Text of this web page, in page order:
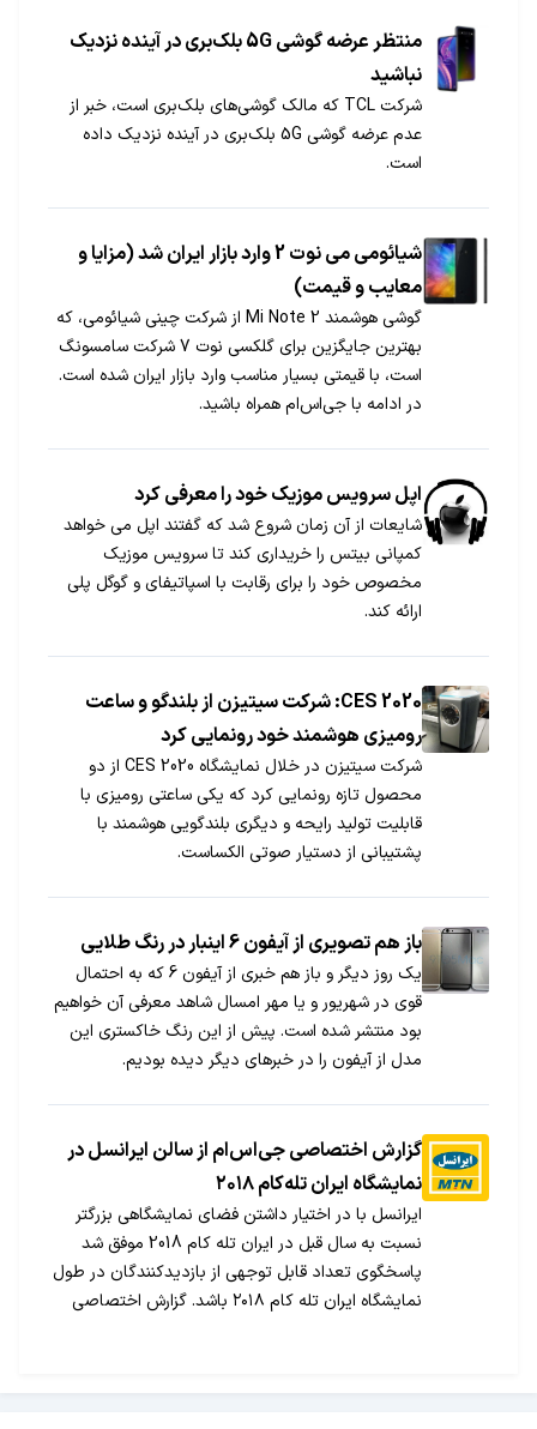
منتظر عرضه گوشی 5G بلک‌بری در آینده نزدیک
نباشید
شرکت TCL که مالک گوشی‌های بلک‌بری است، خبر از
عدم عرضه گوشی 5G بلک‌بری در آینده نزدیک داده
است.
شیائومی می نوت 2 وارد بازار ایران شد (مزایا و
معایب و قیمت)
گوشی هوشمند Mi Note 2 از شرکت چینی شیائومی، که
بهترین جایگزین برای گلکسی نوت 7 شرکت سامسونگ
است، با قیمتی بسیار مناسب وارد بازار ایران شده است.
در ادامه با جی‌اس‌ام همراه باشید.
اپل سرویس موزیک خود را معرفی کرد
شایعات از آن زمان شروع شد که گفتند اپل می خواهد
کمپانی بیتس را خریداری کند تا سرویس موزیک
مخصوص خود را برای رقابت با اسپاتیفای و گوگل پلی
ارائه کند.
CES 2020: شرکت سیتیزن از بلندگو و ساعت
رومیزی هوشمند خود رونمایی کرد
شرکت سیتیزن در خلال نمایشگاه CES 2020 از دو
محصول تازه رونمایی کرد که یکی ساعتی رومیزی با
قابلیت تولید رایحه و دیگری بلندگویی هوشمند با
پشتیبانی از دستیار صوتی الکساست.
باز هم تصویری از آیفون 6 اینبار در رنگ طلایی
یک روز دیگر و باز هم خبری از آیفون 6 که به احتمال
قوی در شهریور و یا مهر امسال شاهد معرفی آن خواهیم
بود منتشر شده است. پیش از این رنگ‌ خاکستری این
مدل از آیفون را در خبرهای دیگر دیده بودیم.
گزارش اختصاصی جی‌اس‌ام از سالن ایرانسل در
نمایشگاه ایران تله‌کام ۲۰۱۸
ایرانسل با در اختیار داشتن فضای نمایشگاهی بزرگتر
نسبت به سال قبل در ایران تله کام 2018 موفق شد
پاسخگوی تعداد قابل توجهی از بازدیدکنندگان در طول
نمایشگاه ایران تله کام ۲۰۱۸ باشد. گزارش اختصاصی